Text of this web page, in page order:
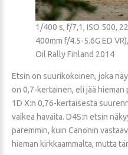
1/400 s, f/7,1, ISO 500,
400mm f/4.5-5.6G ED
Oil Rally Finland 2014
Etsin on suurikokoinen, joka
on 0,7-kertainen, eli jää hieman
1D X:n 0,76-kertaisesta
vaikea havaita. D4S:n etsin
paremmin, kuin Canonin
hieman kirkkaammalta, mutta